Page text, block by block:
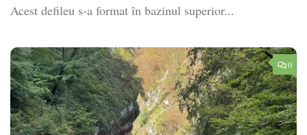
Acest defileu s-a format în bazinul superior...
0